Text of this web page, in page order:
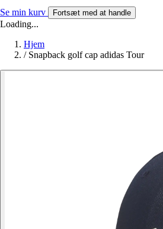
Se min kurv Fortsæt med at handle
Loading...
Hjem
/ Snapback golf cap adidas Tour